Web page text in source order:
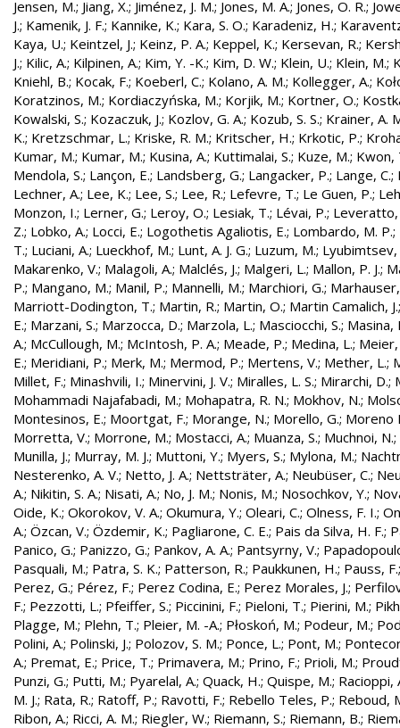
Jensen, M.; Jiang, X.; Jiménez, J. M.; Jones, M. A.; Jones, O. R.;
J.; Kamenik, J. F.; Kannike, K.; Kara, S. O.; Karadeniz, H.;
Kaya, U.; Keintzel, J.; Keinz, P. A.; Keppel, K.; Kersevan, R.;
J.; Kilic, A.; Kilpinen, A.; Kim, Y. -K.; Kim, D. W.; Klein, U.; Klein, M.;
Kniehl, B.; Kocak, F.; Koeberl, C.; Kolano, A. M.; Kollegger, A.;
Koratzinos, M.; Kordiaczyńska, M.; Korjik, M.; Kortner, O.;
Kowalski, S.; Kozaczuk, J.; Kozlov, G. A.; Kozub, S. S.; Krainer, A.
K.; Kretzschmar, L.; Kriske, R. M.; Kritscher, H.; Krkotic, P.;
Kumar, M.; Kumar, M.; Kusina, A.; Kuttimalai, S.; Kuze, M.; Kwon,
Mendola, S.; Lançon, E.; Landsberg, G.; Langacker, P.; Lange, C.;
Lechner, A.; Lee, K.; Lee, S.; Lee, R.; Lefevre, T.; Le Guen, P.;
Monzon, I.; Lerner, G.; Leroy, O.; Lesiak, T.; Lévai, P.; Leveratto,
Z.; Lobko, A.; Locci, E.; Logothetis Agaliotis, E.; Lombardo, M. P.;
T.; Luciani, A.; Lueckhof, M.; Lunt, A. J. G.; Luzum, M.; Lyubimtsev,
Makarenko, V.; Malagoli, A.; Malclés, J.; Malgeri, L.; Mallon, P. J.;
P.; Mangano, M.; Manil, P.; Mannelli, M.; Marchiori, G.;
Marriott-Dodington, T.; Martin, R.; Martin, O.; Martin Camalich, J.
E.; Marzani, S.; Marzocca, D.; Marzola, L.; Masciocchi, S.; Masina,
A.; McCullough, M.; McIntosh, P. A.; Meade, P.; Medina, L.; Meier,
E.; Meridiani, P.; Merk, M.; Mermod, P.; Mertens, V.; Mether, L.;
Millet, F.; Minashvili, I.; Minervini, J. V.; Miralles, L. S.; Mirarchi, D.;
Mohammadi Najafabadi, M.; Mohapatra, R. N.; Mokhov, N.;
Montesinos, E.; Moortgat, F.; Morange, N.; Morello, G.; Moreno
Morretta, V.; Morrone, M.; Mostacci, A.; Muanza, S.; Muchnoi, N.;
Munilla, J.; Murray, M. J.; Muttoni, Y.; Myers, S.; Mylona, M.;
Nesterenko, A. V.; Netto, J. A.; Nettsträter, A.; Neubüser, C.;
A.; Nikitin, S. A.; Nisati, A.; No, J. M.; Nonis, M.; Nosochkov, Y.;
Oide, K.; Okorokov, V. A.; Okumura, Y.; Oleari, C.; Olness, F. I.;
A.; Özcan, V.; Özdemir, K.; Pagliarone, C. E.; Pais da Silva, H. F.;
Panico, G.; Panizzo, G.; Pankov, A. A.; Pantsyrny, V.;
Pasquali, M.; Patra, S. K.; Patterson, R.; Paukkunen, H.; Pauss, F.
Perez, G.; Pérez, F.; Perez Codina, E.; Perez Morales, J.;
F.; Pezzotti, L.; Pfeiffer, S.; Piccinini, F.; Pieloni, T.; Pierini, M.;
Plagge, M.; Plehn, T.; Pleier, M. -A.; Płoskoń, M.; Podeur, M.;
Polini, A.; Polinski, J.; Polozov, S. M.; Ponce, L.; Pont, M.;
A.; Premat, E.; Price, T.; Primavera, M.; Prino, F.; Prioli, M.;
Punzi, G.; Putti, M.; Pyarelal, A.; Quack, H.; Quispe, M.; Racioppi,
M. J.; Rata, R.; Ratoff, P.; Ravotti, F.; Rebello Teles, P.; Reboud,
Ribon, A.; Ricci, A. M.; Riegler, W.; Riemann, S.; Riemann, B.;